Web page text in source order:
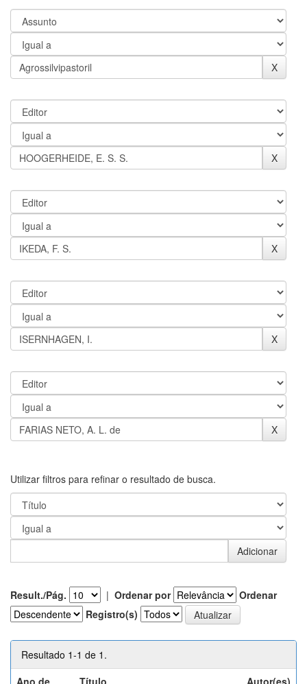
Utilizar filtros para refinar o resultado de busca.
Result./Pág. | Ordenar por
Ordenar
Registro(s)
Resultado 1-1 de 1.
Ano de
Título Autor(es)